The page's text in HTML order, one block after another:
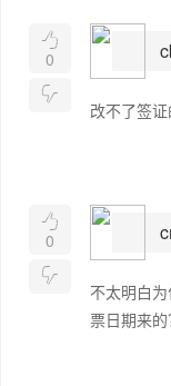

0

改不了签

0

不太明白
票日期来